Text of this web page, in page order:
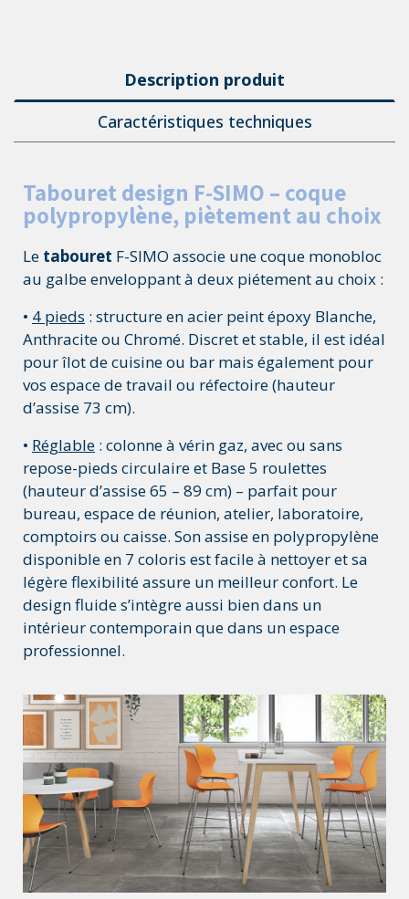
Description produit
Caractéristiques techniques
Tabouret design F-SIMO – coque
polypropylène, piètement au choix
Le tabouret F-SIMO associe une coque monobloc
au galbe enveloppant à deux piétement au choix :
• 4 pieds : structure en acier peint époxy Blanche,
Anthracite ou Chromé. Discret et stable, il est idéal
pour îlot de cuisine ou bar mais également pour
vos espace de travail ou réfectoire (hauteur
d’assise 73 cm).
• Réglable : colonne à vérin gaz, avec ou sans
repose-pieds circulaire et Base 5 roulettes
(hauteur d’assise 65 – 89 cm) – parfait pour
bureau, espace de réunion, atelier, laboratoire,
comptoirs ou caisse. Son assise en polypropylène
disponible en 7 coloris est facile à nettoyer et sa
légère flexibilité assure un meilleur confort. Le
design fluide s’intègre aussi bien dans un
intérieur contemporain que dans un espace
professionnel.